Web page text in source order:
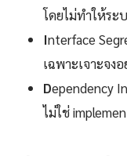
โดยไม่ทำให้ระ
Interface
เฉพาะเจาะจง
Dependency
ไม่ใช่